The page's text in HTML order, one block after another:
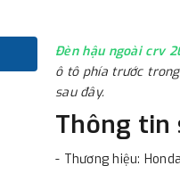
Đèn hậu ngoài crv
ô tô phía trước
sau đây.
Thông tin
- Thương hiệu: Honda